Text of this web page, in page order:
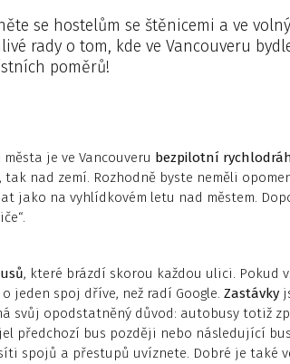
se hostelům se štěnicemi a ve
rady o tom, kde ve Vancouveru
poměrů!
je ve Vancouveru bezpilotní
nad zemí. Rozhodně byste neměli
jako na vyhlídkovém letu nad městem.
, které brázdí skorou každou ulici. Pokud
jeden spoj dříve, než radí Google. Zastávky
svůj opodstatněný důvod: autobusy totiž
předchozí bus později nebo následující
spojů a přestupů uvíznete. Dobré je také